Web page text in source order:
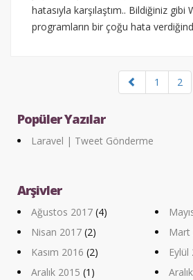
hatasıyla karşılaştım.. Bildiğiniz gibi
programların bir çoğu hata
1 2
Popüler Yazılar
Laravel | Tweet Gönderme
Arşivler
Ağustos 2017 (4)
Nisan 2017 (2) Mart
Kasım 2016 (2) Eylül
Aralık 2015 (1)